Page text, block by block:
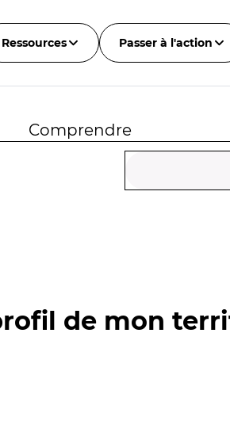
Ressources Passer à l'action
Comprendre
de mon